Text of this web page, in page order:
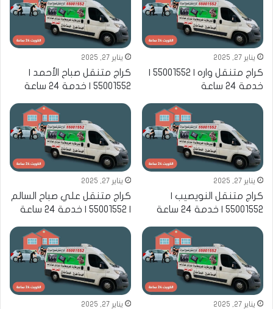
يناير 27, 2025
خدمة 24 ساعة
يناير 27, 2025
كراج متنقل صباح الأحمد |
55001552 | خدمة 24 ساعة
يناير 27, 2025
كراج متنقل النويصيب |
55001552 | خدمة 24 ساعة
يناير 27, 2025
كراج متنقل علي صباح السالم
يناير 27, 2025 يناير 27, 2025